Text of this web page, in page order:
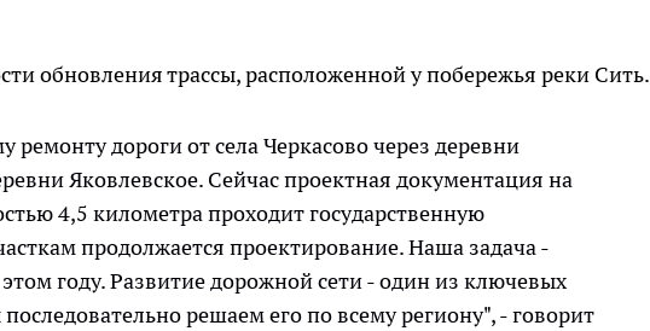
обновления трассы, расположенной у побережья реки Сить.
ремонту дороги от села Черкасово через деревни
Яковлевское. Сейчас проектная документация на
4,5 километра проходит государственную
продолжается проектирование. Наша задача -
году. Развитие дорожной сети - один из ключевых
решаем его по всему региону", - говорит